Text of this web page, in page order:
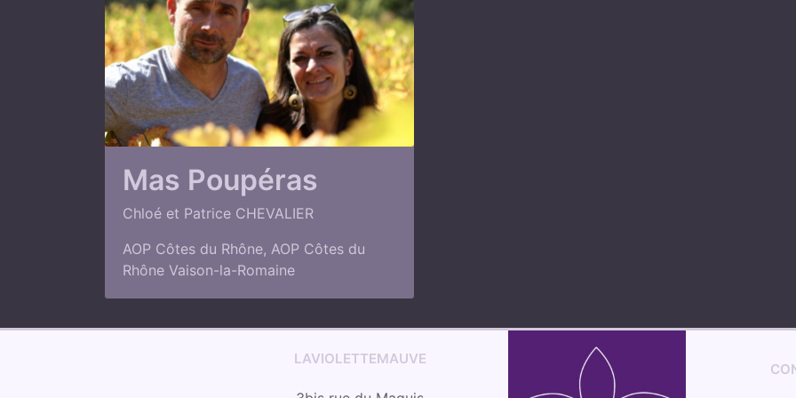
Mas Poupéras
Chloé et Patrice CHEVALIER
AOP Côtes du Rhône, AOP Côtes du
Rhône Vaison-la-Romaine
LAVIOLETTEMAUVE